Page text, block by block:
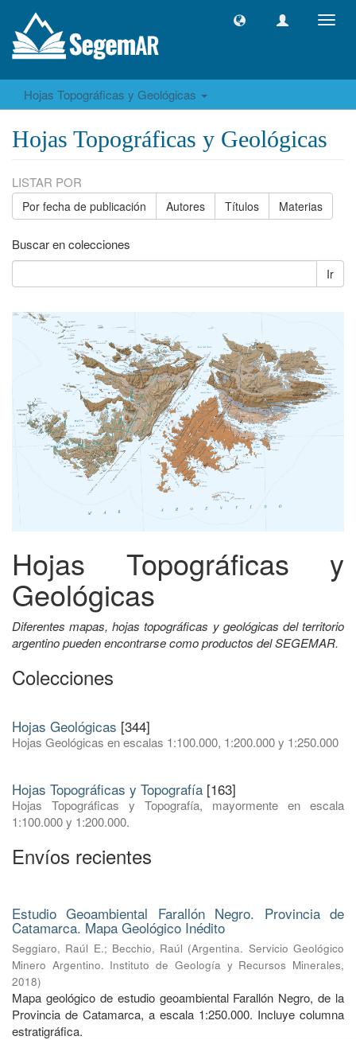
Hojas Topográficas y Geológicas
Hojas Topográficas y Geológicas
LISTAR POR
Por fecha de publicación Autores Títulos Materias
Buscar en colecciones
Ir
Hojas Topográficas y
Geológicas
Diferentes mapas, hojas topográficas y geológicas del territorio
argentino pueden encontrarse como productos del SEGEMAR.
Colecciones
Hojas Geológicas [344]
Hojas Geológicas en escalas 1:100.000, 1:200.000 y 1:250.000
Hojas Topográficas y Topografía [163]
Hojas Topográficas y Topografía, mayormente en escala
1:100.000 y 1:200.000.
Envíos recientes
Estudio Geoambiental Farallón Negro. Provincia de
Catamarca. Mapa Geológico Inédito
Seggiaro, Raúl E.; Becchio, Raúl (Argentina. Servicio Geológico
Minero Argentino. Instituto de Geología y Recursos Minerales,
2018)
Mapa geológico de estudio geoambiental Farallón Negro, de la
Provincia de Catamarca, a escala 1:250.000. Incluye columna
estratigráfica.